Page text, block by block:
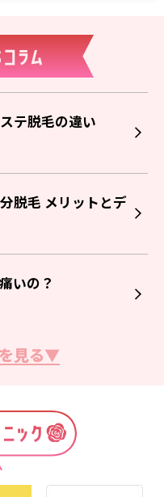
テ脱毛の違い
脱毛 メリットとデ
いの？
リニックの選び方
る回数とは？
見る▼